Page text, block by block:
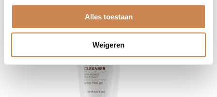
Alles toestaan
Weigeren